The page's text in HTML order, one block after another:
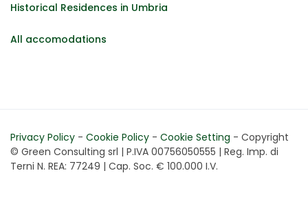
Historical Residences in Umbria
All accomodations
Privacy Policy - Cookie Policy - Cookie Setting - Copyright
© Green Consulting srl | P.IVA 00756050555 | Reg. Imp. di
Terni N. REA: 77249 | Cap. Soc. € 100.000 I.V.